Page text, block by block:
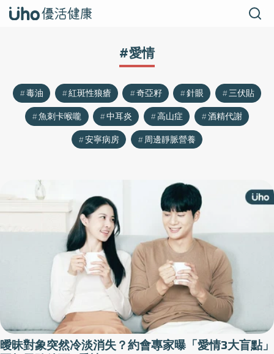
#愛情
毒油 紅斑性狼瘡 奇亞籽 針眼
三伏貼
魚刺卡喉嚨
中耳炎 高山症
酒精代謝
安寧病房
周邊靜脈營養
曖昧對象突然冷淡消失？約會專家曝「愛情3大盲點」